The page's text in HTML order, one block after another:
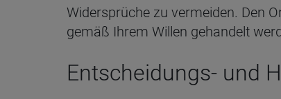
Widersprüche zu vermeiden. Den
gemäß Ihrem Willen gehandelt
Entscheidungs- und